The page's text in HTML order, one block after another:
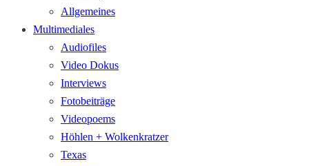
Allgemeines
Multimediales
Audiofiles
Video Dokus
Interviews
Fotobeiträge
Videopoems
Höhlen + Wolkenkratzer
Texas